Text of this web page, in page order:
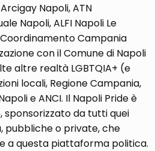
Napoli, ATN
Napoli, ALFI Napoli Le
Campania
con il Comune di Napoli
altre realtà LGBTQIA+ (e
locali, Regione Campania,
e ANCI. Il Napoli Pride è
da tutti quei
pubbliche o private, che
a questa piattaforma politica.